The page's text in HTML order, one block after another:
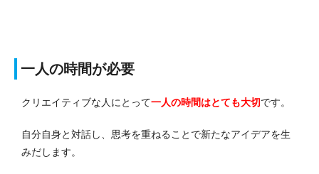
一人の時間が必要
クリエイティブな人にとって一人の時間はとても大切です。
自分自身と対話し、思考を重ねることで新たなアイデアを生
みだします。